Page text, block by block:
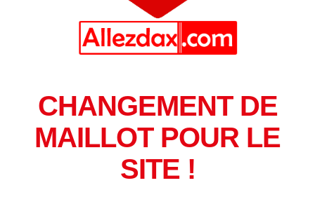
CHANGEMENT DE
MAILLOT POUR LE
SITE !